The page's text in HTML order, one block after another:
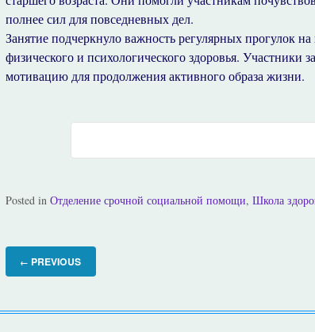
полнее сил для повседневных дел.
Занятие подчеркнуло важность регулярных прогулок
физического и психологического здоровья. Участники
мотивацию для продолжения активного образа жизни.
Posted in Отделение срочной социальной помощи, Школа
← PREVIOUS